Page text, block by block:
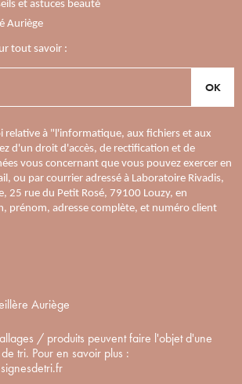
et astuces beauté
Auriège
tout savoir :
OK
relative à "l'informatique, aux fichiers et aux
d'un droit d'accès, de rectification et de
vous concernant que vous pouvez exercer en
ou par courrier adressé à Laboratoire Rivadis,
25 rue du Petit Rosé, 79100 Louzy, en
prénom, adresse complète, et numéro client
Auriège
/ produits peuvent faire l'objet d'une
tri. Pour en savoir plus :